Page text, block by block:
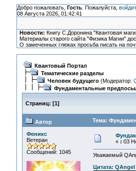
Добро пожаловать, Гость. Пожалуйста,
08 Августа 2026, 01:42:41
Новости: Книгу С.Доронина "Квантовая
Материалы старого сайта "Физика Магии"
О замеченных глюках просьба писать на
Квантовый Портал
Тематические разделы
Человек будущего(Модератор:
Фундаментальные
Страниц: [1]
Автор Тема:
Феникс
Ветеран
Сообщений: 1045
« : 03
Уважаемый
Цитата: